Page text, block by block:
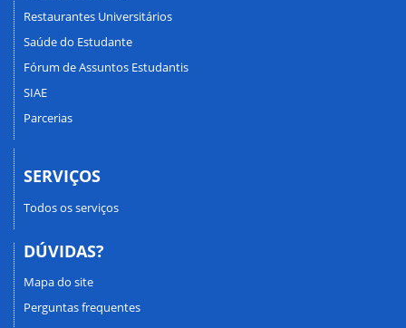
Restaurantes Universitários
Saúde do Estudante
Fórum de Assuntos Estudantis
SIAE
Parcerias
SERVIÇOS
Todos os serviços
DÚVIDAS?
Mapa do site
Perguntas frequentes